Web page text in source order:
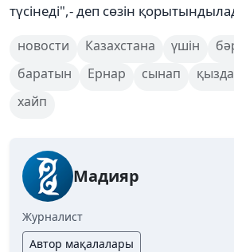
түсінеді",- деп сөзін
новости Казахстана үшін
баратын
Ернар сынап
хайп
Мадияр
Журналист
Автор мақалалары